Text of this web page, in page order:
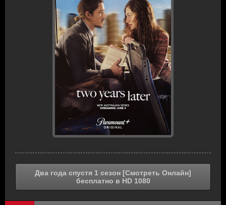
Два года спустя 1 сезон [Смотреть Онлайн]
бесплатно в HD 1080